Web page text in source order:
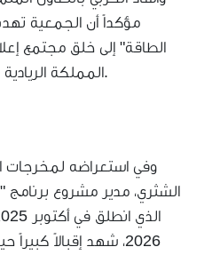
مؤكداً أن الجمعية
الطاقة" إلى خلق مجتمع
المملكة الريادية في شؤون الطاقة العالمية.
وفي استعراضه لمخرجات
الشثري، مدير مشروع برنامج